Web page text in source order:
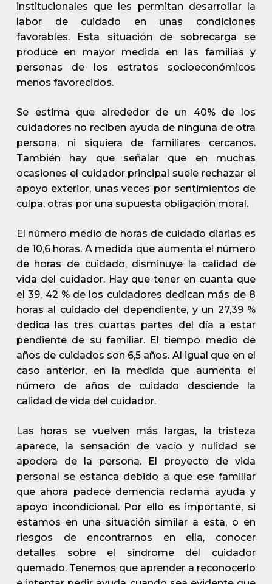
institucionales que les permitan desarrollar la
labor de cuidado en unas condiciones
favorables. Esta situación de sobrecarga se
produce en mayor medida en las familias y
personas de los estratos socioeconómicos
menos favorecidos.
Se estima que alrededor de un 40% de los
cuidadores no reciben ayuda de ninguna de otra
persona, ni siquiera de familiares cercanos.
También hay que señalar que en muchas
ocasiones el cuidador principal suele rechazar el
apoyo exterior, unas veces por sentimientos de
culpa, otras por una supuesta obligación moral.
El número medio de horas de cuidado diarias es
de 10,6 horas. A medida que aumenta el número
de horas de cuidado, disminuye la calidad de
vida del cuidador. Hay que tener en cuanta que
el 39, 42 % de los cuidadores dedican más de 8
horas al cuidado del dependiente, y un 27,39 %
dedica las tres cuartas partes del día a estar
pendiente de su familiar. El tiempo medio de
años de cuidados son 6,5 años. Al igual que en el
caso anterior, en la medida que aumenta el
número de años de cuidado desciende la
calidad de vida del cuidador.
Las horas se vuelven más largas, la tristeza
aparece, la sensación de vacío y nulidad se
apodera de la persona. El proyecto de vida
personal se estanca debido a que ese familiar
que ahora padece demencia reclama ayuda y
apoyo incondicional. Por ello es importante, si
estamos en una situación similar a esta, o en
riesgos de encontrarnos en ella, conocer
detalles sobre el síndrome del cuidador
quemado. Tenemos que aprender a reconocerlo